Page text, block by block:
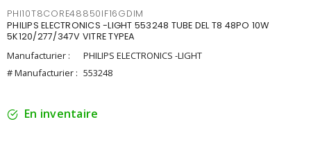
PHI10T8CORE48850IF16GDIM
PHILIPS ELECTRONICS -LIGHT 553248 TUBE DEL T8 48PO 10W
5K120/277/347V VITRE TYPEA
Manufacturier :
PHILIPS ELECTRONICS -LIGHT
# Manufacturier : 553248
En inventaire